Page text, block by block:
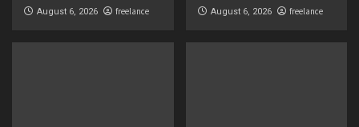
August 6, 2026 freelance August 6, 2026 freelance